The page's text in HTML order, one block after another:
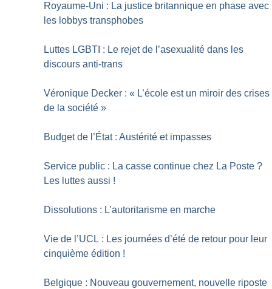
Royaume-Uni : La justice britannique en phase avec
les lobbys transphobes
Luttes LGBTI : Le rejet de l’asexualité dans les
discours anti-trans
Véronique Decker : « L’école est un miroir des crises
de la société »
Budget de l’État : Austérité et impasses
Service public : La casse continue chez La Poste ?
Les luttes aussi !
Dissolutions : L’autoritarisme en marche
Vie de l’UCL : Les journées d’été de retour pour leur
cinquième édition !
Belgique : Nouveau gouvernement, nouvelle riposte